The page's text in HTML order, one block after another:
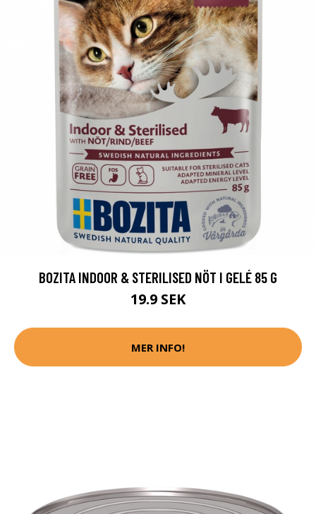
BOZITA INDOOR & STERILISED NÖT I GELÉ 85 G
19.9 SEK
MER INFO!